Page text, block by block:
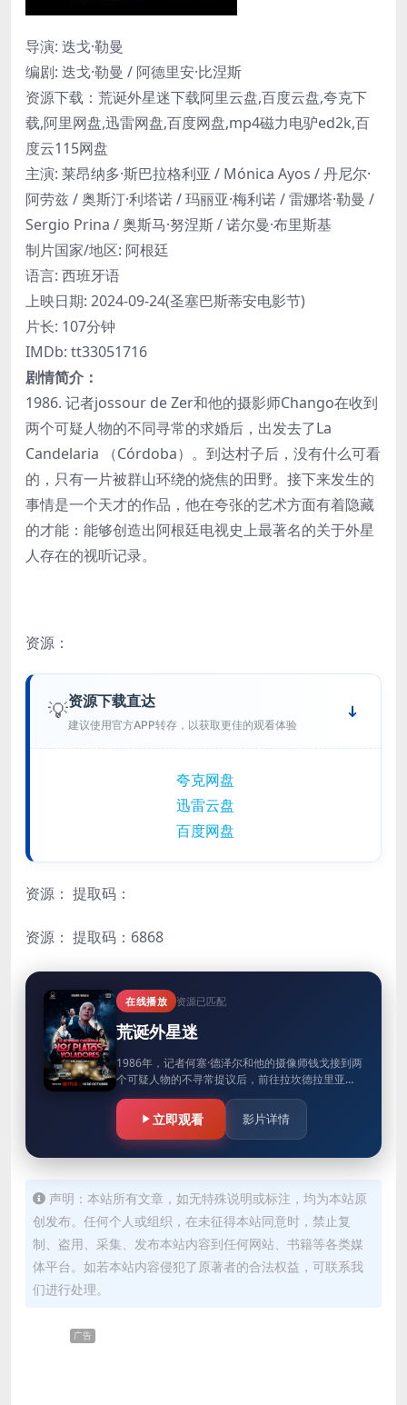
导演: 迭戈·勒曼
编剧: 迭戈·勒曼 / 阿德里安·比涅斯
资源下载：荒诞外星迷下载阿里云盘,百度云盘,夸克下
载,阿里网盘,迅雷网盘,百度网盘,mp4磁力电驴ed2k,百
度云115网盘
主演: 莱昂纳多·斯巴拉格利亚 / Mónica Ayos / 丹尼尔·
阿劳兹 / 奥斯汀·利塔诺 / 玛丽亚·梅利诺 / 雷娜塔·勒曼 /
Sergio Prina / 奥斯马·努涅斯 / 诺尔曼·布里斯基
制片国家/地区: 阿根廷
语言: 西班牙语
上映日期: 2024-09-24(圣塞巴斯蒂安电影节)
片长: 107分钟
IMDb: tt33051716
剧情简介：
1986. 记者jossour de Zer和他的摄影师Chango在收到
两个可疑人物的不同寻常的求婚后，出发去了La
Candelaria （Córdoba）。到达村子后，没有什么可看
的，只有一片被群山环绕的烧焦的田野。接下来发生的
事情是一个天才的作品，他在夸张的艺术方面有着隐藏
的才能：能够创造出阿根廷电视史上最著名的关于外星
人存在的视听记录。
资源：
💡资源下载直达
建议使用官方APP转存，以获取更佳的观看体验
夸克网盘
迅雷云盘
百度网盘
资源： 提取码：
资源： 提取码：6868
在线播放 资源已匹配
荒诞外星迷
1986年，记者何塞·德泽尔和他的摄像师钱戈接到两
个可疑人物的不寻常提议后，前往拉坎德拉里亚
（科尔多瓦）。到达村庄后，他们并没有看到什么
特别的东西，只有一片被烧…
立即观看 影片详情
声明：本站所有文章，如无特殊说明或标注，均为本站原
创发布。任何个人或组织，在未征得本站同意时，禁止复
制、盗用、采集、发布本站内容到任何网站、书籍等各类媒
体平台。如若本站内容侵犯了原著者的合法权益，可联系我
们进行处理。
广告